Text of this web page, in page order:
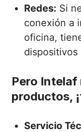
Redes: Si
conexión a
oficina,
dispositivos
Pero Intelaf
productos,
Servicio